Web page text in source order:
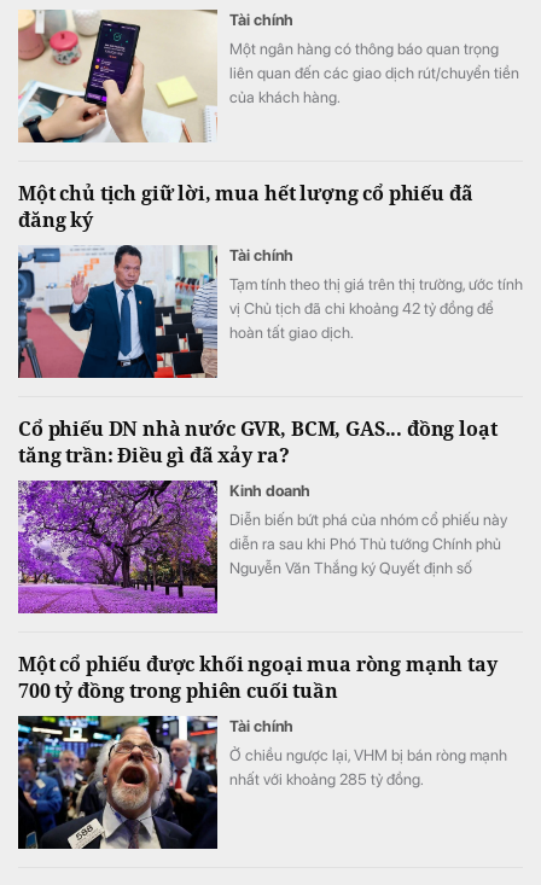
Tài chính
Một ngân hàng có thông báo quan trọng
liên quan đến các giao dịch rút/chuyển tiền
của khách hàng.
Một chủ tịch giữ lời, mua hết lượng cổ phiếu đã
đăng ký
Tài chính
Tạm tính theo thị giá trên thị trường, ước tính
vị Chủ tịch đã chi khoảng 42 tỷ đồng để
hoàn tất giao dịch.
Cổ phiếu DN nhà nước GVR, BCM, GAS... đồng loạt
tăng trần: Điều gì đã xảy ra?
Kinh doanh
Diễn biến bứt phá của nhóm cổ phiếu này
diễn ra sau khi Phó Thủ tướng Chính phủ
Nguyễn Văn Thắng ký Quyết định số
nhà nước tại doanh nghiệp nhà nước, doanh
nghiệp có vốn nhà nước.
Một cổ phiếu được khối ngoại mua ròng mạnh tay
700 tỷ đồng trong phiên cuối tuần
Tài chính
Ở chiều ngược lại, VHM bị bán ròng mạnh
nhất với khoảng 285 tỷ đồng.